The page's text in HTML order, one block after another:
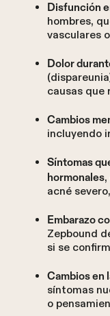
Disfunción
hombres,
vasculares
Dolor
causas que
Cambios
incluyendo
Síntomas
hormonales,
acné
Embarazo
Zepbound
si se
Cambios en
síntomas
o